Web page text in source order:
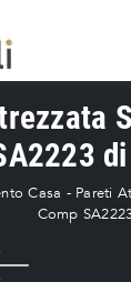
Casa - Pareti
Comp